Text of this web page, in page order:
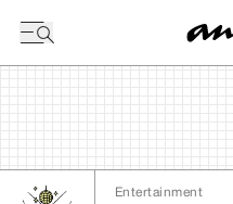
Entertainment